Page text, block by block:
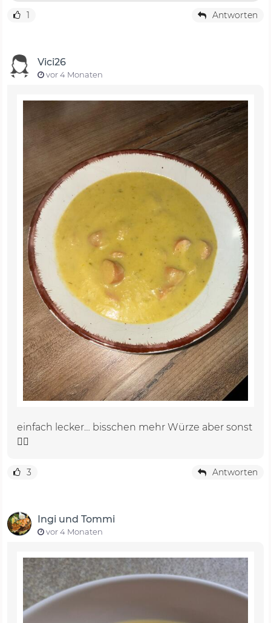
1 Antworten
Vici26
vor 4 Monaten
einfach lecker… bisschen mehr Würze aber sonst
👍🏼
3 Antworten
Ingi und Tommi
vor 4 Monaten